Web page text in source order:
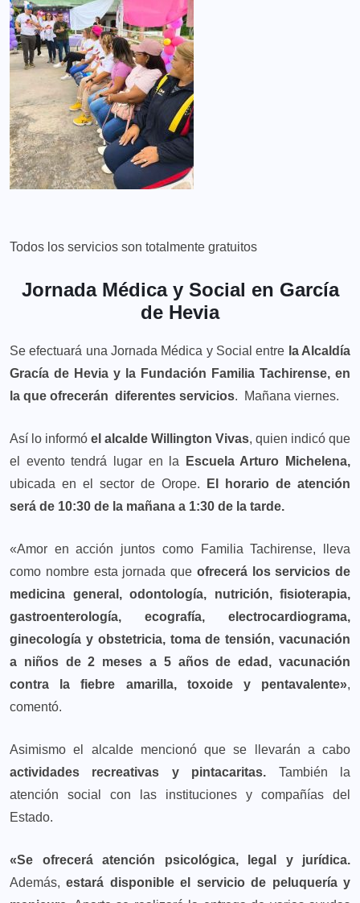
Todos los servicios son totalmente gratuitos
Jornada Médica y Social en García
de Hevia
Se efectuará una Jornada Médica y Social entre la Alcaldía
Gracía de Hevia y la Fundación Familia Tachirense, en
la que ofrecerán diferentes servicios. Mañana viernes.
Así lo informó el alcalde Willington Vivas, quien indicó que
el evento tendrá lugar en la
Escuela Arturo Michelena,
ubicada en el sector de Orope.
El horario de atención
será de 10:30 de la mañana a 1:30 de la tarde.
«Amor en acción juntos como Familia Tachirense, lleva
como nombre esta jornada que ofrecerá los servicios de
medicina general, odontología, nutrición, fisioterapia,
gastroenterología, ecografía, electrocardiograma,
ginecología y obstetricia, toma de tensión, vacunación
a niños de 2 meses a 5 años de edad, vacunación
contra la fiebre amarilla, toxoide y pentavalente»,
comentó.
Asimismo el alcalde mencionó que se llevarán a cabo
actividades recreativas y pintacaritas. También la
atención social con las instituciones y compañías del
Estado.
«Se ofrecerá atención psicológica, legal y jurídica.
Además,estará disponible el servicio de peluquería y